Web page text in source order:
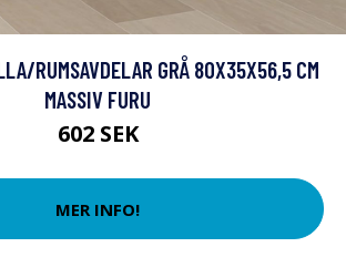
RUMSAVDELAR GRÅ 80X35X56,5 CM
MASSIV FURU
602 SEK
MER INFO!